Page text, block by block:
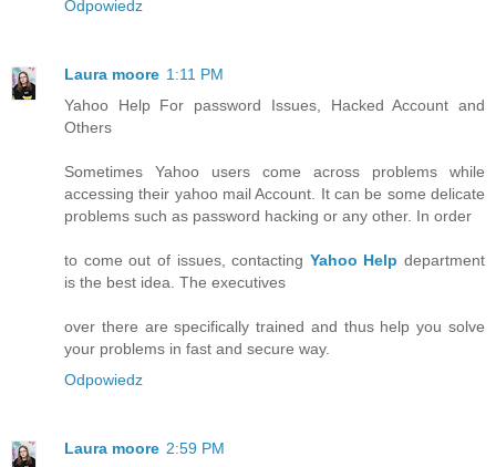
Odpowiedz
Laura moore 1:11 PM
Yahoo Help For password Issues, Hacked Account and
Others
Sometimes Yahoo users come across problems while
accessing their yahoo mail Account. It can be some delicate
problems such as password hacking or any other. In order
to come out of issues, contacting Yahoo Help department
is the best idea. The executives
over there are specifically trained and thus help you solve
your problems in fast and secure way.
Odpowiedz
Laura moore 2:59 PM